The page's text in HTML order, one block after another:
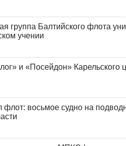
группа Балтийского флота
учении
и «Посейдон»
флот: восьмое судно на